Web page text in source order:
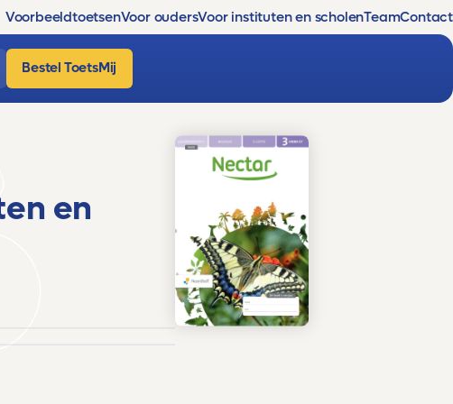
VoorbeeldtoetsenVoor oudersVoor instituten en scholenTeamContact
Bestel ToetsMij
en